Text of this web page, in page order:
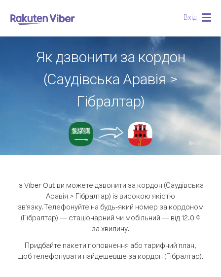
Вхід
Як дзвонити за кордон
(Саудівська Аравія >
Гібралтар)
Із Viber Out ви можете дзвонити за кордон (Саудівська
Аравія > Гібралтар) із високою якістю
зв'язку.Телефонуйте на будь-який номер за кордоном
(Гібралтар) — стаціонарний чи мобільний — від 12.0 ¢
за хвилину.
Придбайте пакети поповнення або тарифний план,
щоб телефонувати найдешевше за кордон (Гібралтар).